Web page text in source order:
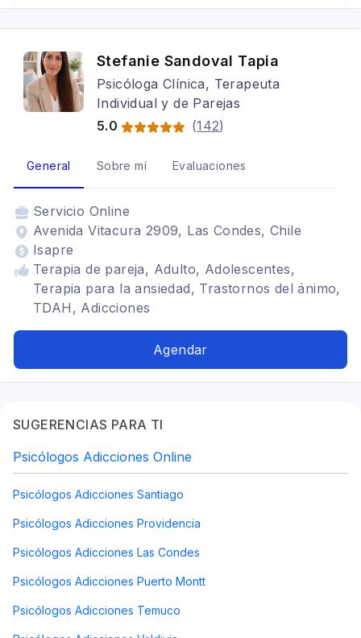
postraumático, Terapia para la ansiedad,
Burnout
Stefanie Sandoval Tapia
Psicóloga Clínica, Terapeuta
Individual y de Parejas
5.0
(142)
General Sobre mí Evaluaciones
Servicio Online
Avenida Vitacura 2909, Las Condes, Chile
Isapre
Terapia de pareja, Adulto, Adolescentes,
Terapia para la ansiedad, Trastornos del ánimo,
TDAH, Adicciones
Agendar
SUGERENCIAS PARA TI
Psicólogos Adicciones Online
Psicólogos Adicciones Santiago
Psicólogos Adicciones Providencia
Psicólogos Adicciones Las Condes
Psicólogos Adicciones Puerto Montt
Psicólogos Adicciones Temuco